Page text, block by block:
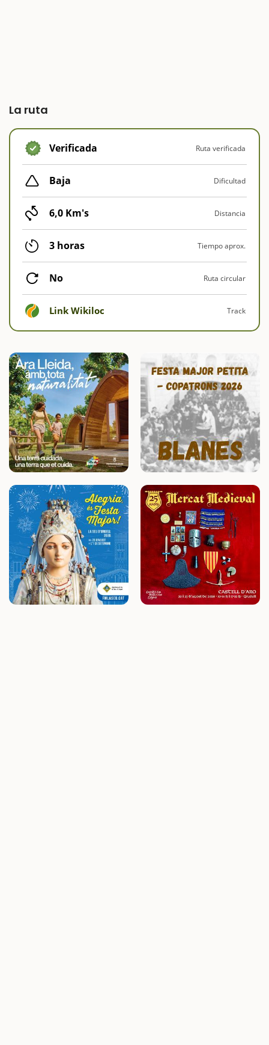
La ruta
Verificada Ruta verificada
Baja Dificultad
6,0 Km's Distancia
3 horas Tiempo aprox.
No Ruta circular
Link Wikiloc Track